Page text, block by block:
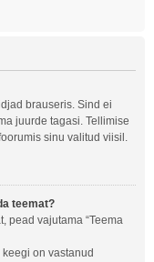
brauseris. Sind ei
juurde tagasi. Tellimise
sinu valitud viisil.
teemat?
pead vajutama “Teema
on vastanud